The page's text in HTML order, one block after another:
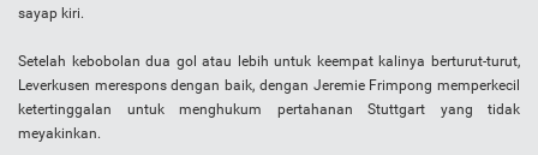
sayap kiri.
Setelah kebobolan dua gol atau lebih untuk keempat kalinya berturut-turut,
Leverkusen merespons dengan baik, dengan Jeremie Frimpong memperkecil
ketertinggalan untuk menghukum pertahanan Stuttgart yang tidak
meyakinkan.